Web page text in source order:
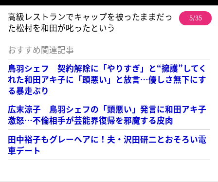
高級レストランでキャップを被ったままだっ
た松村を和田が叱ったという
5/35
おすすめ関連記事
鳥羽シェフ 契約解除に「やりすぎ」と“擁護”してく
れた和田アキ子に「頭悪い」と放言…優しさ無下にす
る暴走ぶり
広末涼子 鳥羽シェフの「頭悪い」発言に和田アキ子
激怒…不倫相手が芸能界復帰を邪魔する皮肉
田中裕子もグレーヘアに！夫・沢田研二とおそろい電
車デート